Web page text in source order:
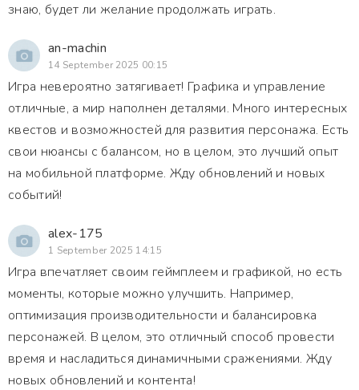
знаю, будет ли желание продолжать играть.
an-machin
14 September 2025 00:15
Игра невероятно затягивает! Графика и управление
отличные, а мир наполнен деталями. Много интересных
квестов и возможностей для развития персонажа. Есть
свои нюансы с балансом, но в целом, это лучший опыт
на мобильной платформе. Жду обновлений и новых
событий!
alex-175
1 September 2025 14:15
Игра впечатляет своим геймплеем и графикой, но есть
моменты, которые можно улучшить. Например,
оптимизация производительности и балансировка
персонажей. В целом, это отличный способ провести
время и насладиться динамичными сражениями. Жду
новых обновлений и контента!